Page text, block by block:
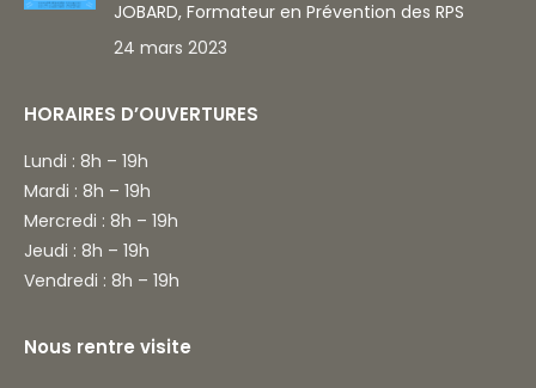
JOBARD, Formateur en Prévention des RPS
24 mars 2023
HORAIRES D’OUVERTURES
Lundi : 8h – 19h
Mardi : 8h – 19h
Mercredi : 8h – 19h
Jeudi : 8h – 19h
Vendredi : 8h – 19h
Nous rentre visite